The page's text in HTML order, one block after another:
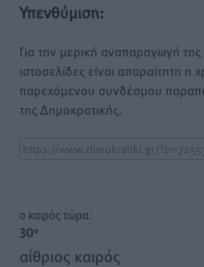
Υπενθύμιση:
Για την μερική αναπαραγωγή
ιστοσελίδες είναι απαραίτητη
παρεχόμενου συνδέσμου
της Δημοκρατικής.
o καιρός τώρα:
30°
αίθριος καιρός